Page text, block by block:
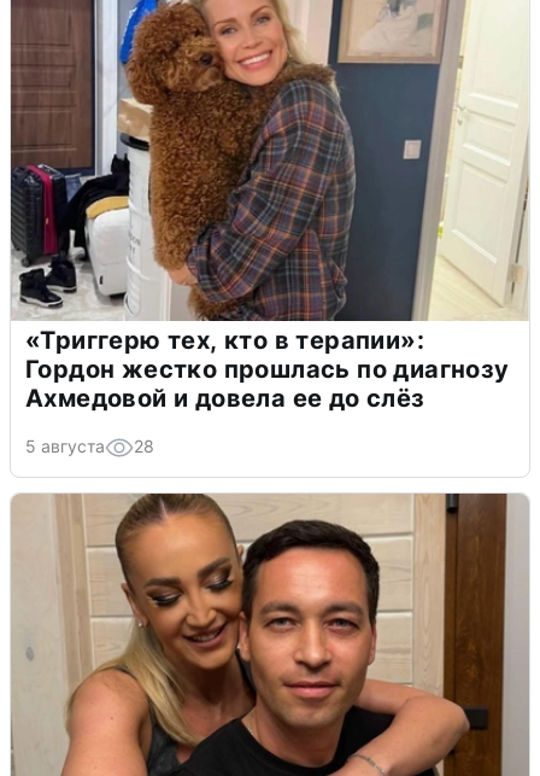
«Триггерю тех, кто в терапии»:
Гордон жестко прошлась по диагнозу
Ахмедовой и довела ее до слёз
5 августа 28